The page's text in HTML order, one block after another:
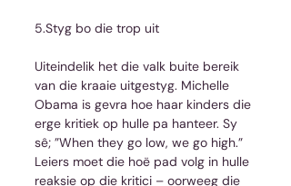
5.Styg bo die trop uit
Uiteindelik het die valk buite bereik
van die kraaie uitgestyg. Michelle
Obama is gevra hoe haar kinders die
erge kritiek op hulle pa hanteer. Sy
sê; ”When they go low, we go high.”
Leiers moet die hoë pad volg in hulle
reaksie op die kritici – oorweeg die